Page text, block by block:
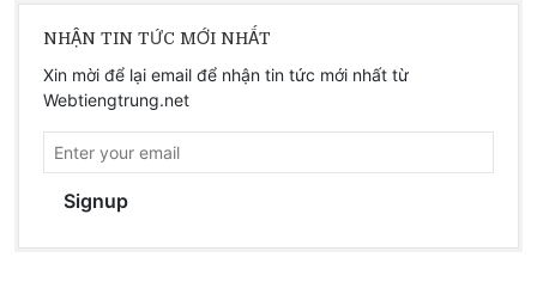
NHẬN TIN TỨC MỚI NHẤT
Xin mời để lại email để nhận tin tức mới nhất từ
Webtiengtrung.net
Signup